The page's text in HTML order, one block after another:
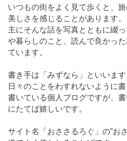
いつもの街をよく見て歩くと、
美しさを感じることがあります。
主にそんな話を写真とともに綴
や暮らしのこと、読んで良かっ
ています。
書き手は「みずなら」といいます
日々のことをわすれないように
書いている個人ブログですが、
にたてば嬉しいです。
サイト名「おささるろぐ」の”お